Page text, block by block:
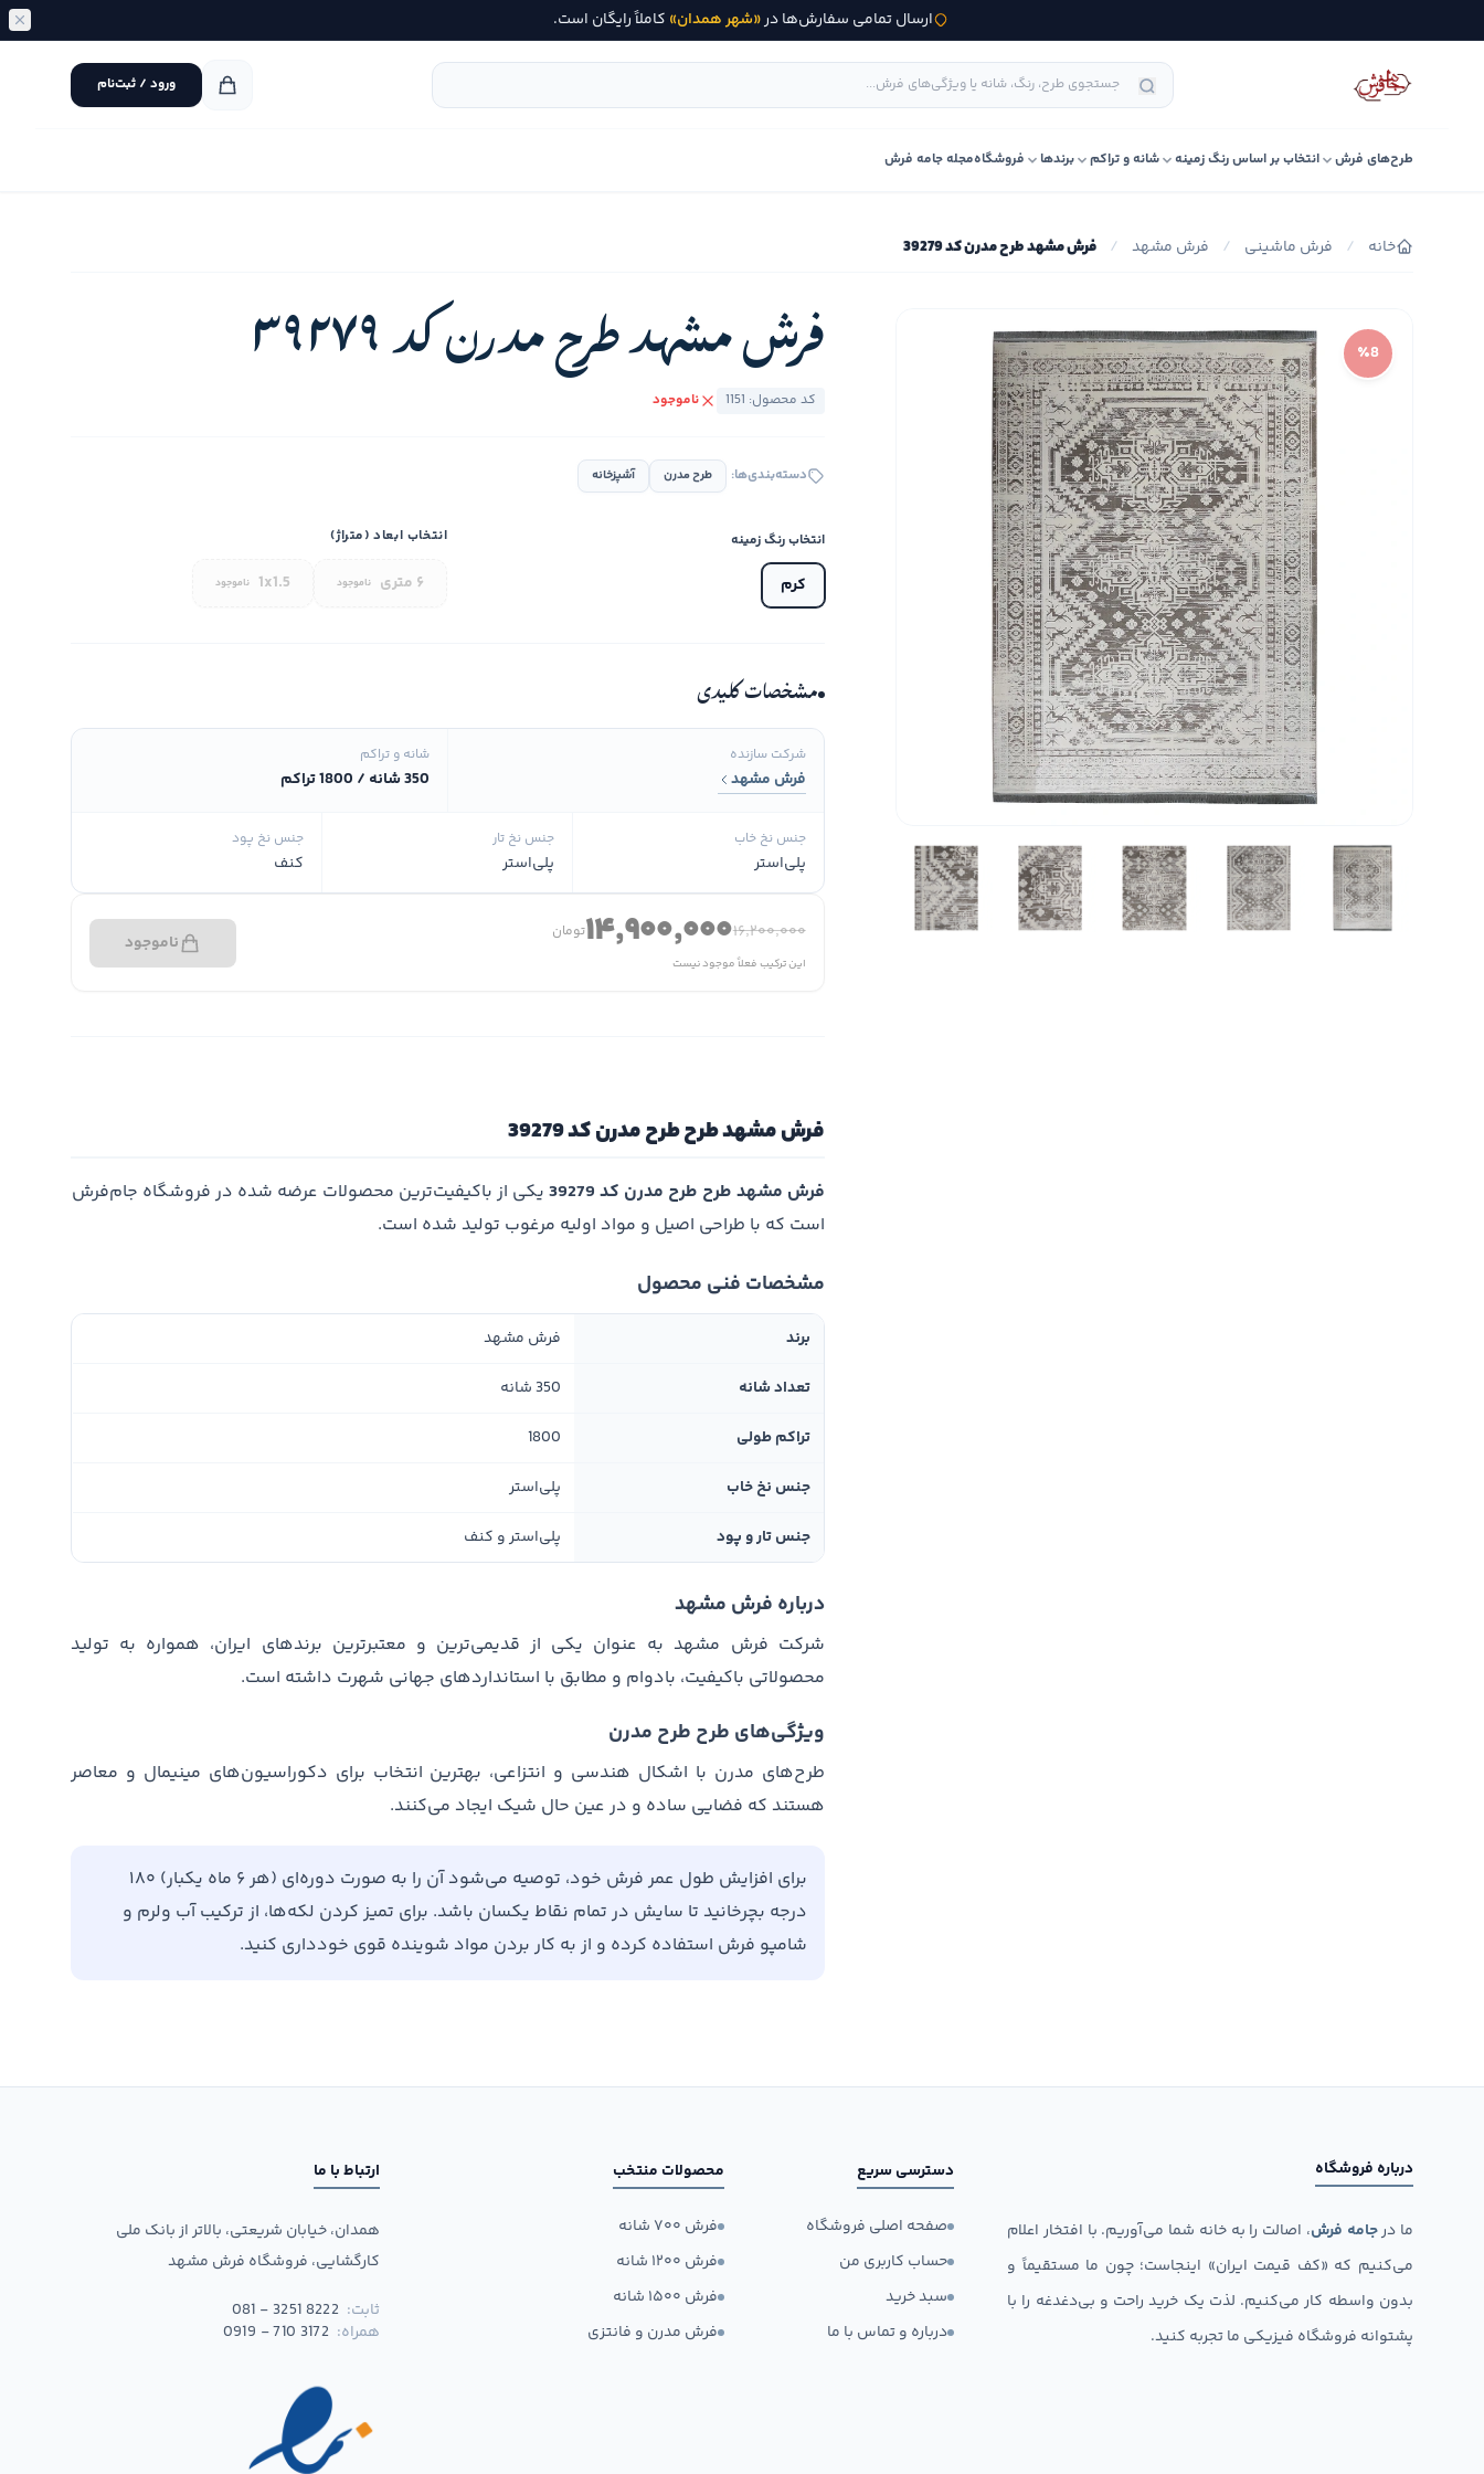
ارسال تمامی سفارش‌ها در«شهر همدان» کاملاً رایگان است.
ورود / ثبت‌نام
طرح‌های فرش انتخاب بر اساس رنگ زمینه شانه و تراکم برندها فروشگاهمجله جامه فرش
خانه / فرش ماشینی / فرش مشهد / فرش مشهد طرح مدرن کد 39279
٪8 فرش مشهد طرح مدرن کد 39279
کد محصول: 1151 ناموجود
دسته‌بندی‌ها: طرح مدرن آشپزخانه
انتخاب رنگ زمینه
کرم
انتخاب ابعاد (متراژ)
۶ متری ناموجود 1x1.5 ناموجود
مشخصات کلیدی
شرکت سازنده
فرش مشهد
شانه و تراکم
350 شانه / 1800 تراکم
جنس نخ خاب
پلی‌استر
جنس نخ تار
پلی‌استر
جنس نخ پود
کنف
۱۶٬۲۰۰٬۰۰۰۱۴٬۹۰۰٬۰۰۰تومان
این ترکیب فعلاً موجود نیست
ناموجود
فرش مشهد طرح طرح مدرن کد 39279
فرش مشهد طرح طرح مدرن کد 39279
یکی از باکیفیت‌ترین محصولات عرضه شده در فروشگاه جام‌فرش
است که با طراحی اصیل و مواد اولیه مرغوب تولید شده است.
مشخصات فنی محصول
برند فرش مشهد
تعداد شانه 350 شانه
تراکم طولی 1800
جنس نخ خاب پلی‌استر
جنس تار و پود پلی‌استر و کنف
درباره فرش مشهد
شرکت فرش مشهد به عنوان یکی از قدیمی‌ترین و معتبرترین برندهای ایران، همواره به تولید
محصولاتی باکیفیت، بادوام و مطابق با استانداردهای جهانی شهرت داشته است.
ویژگی‌های طرح طرح مدرن
طرح‌های مدرن با اشکال هندسی و انتزاعی، بهترین انتخاب برای دکوراسیون‌های مینیمال و معاصر
هستند که فضایی ساده و در عین حال شیک ایجاد می‌کنند.
برای افزایش طول عمر فرش خود، توصیه می‌شود آن را به صورت دوره‌ای (هر ۶ ماه یکبار) ۱۸۰
درجه بچرخانید تا سایش در تمام نقاط یکسان باشد. برای تمیز کردن لکه‌ها، از ترکیب آب ولرم و
شامپو فرش استفاده کرده و از به کار بردن مواد شوینده قوی خودداری کنید.
درباره فروشگاه
ما درجامه فرش، اصالت را به خانه شما می‌آوریم. با افتخار اعلام
می‌کنیم که «کف قیمت ایران» اینجاست؛ چون ما مستقیماً و
بدون واسطه کار می‌کنیم. لذت یک خرید راحت و بی‌دغدغه را با
پشتوانه فروشگاه فیزیکی ما تجربه کنید.
دسترسی سریع
صفحه اصلی فروشگاه
حساب کاربری من
سبد خرید
درباره و تماس با ما
محصولات منتخب
فرش ۷۰۰ شانه
فرش ۱۲۰۰ شانه
فرش ۱۵۰۰ شانه
فرش مدرن و فانتزی
ارتباط با ما
همدان، خیابان شریعتی، بالاتر از بانک ملی
کارگشایی، فروشگاه فرش مشهد
ثابت: 081 - 3251 8222
همراه: 0919 - 710 3172